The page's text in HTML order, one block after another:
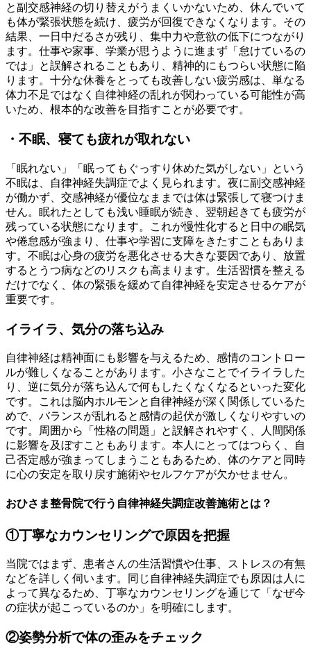
と副交感神経の切り替えがうまくいかないため、休んでいて
も体が緊張状態を続け、疲労が回復できなくなります。その
結果、一日中だるさが残り、集中力や意欲の低下につながり
ます。仕事や家事、学業が思うように進まず「怠けているの
では」と誤解されることもあり、精神的にもつらい状態に陥
ります。十分な休養をとっても改善しない疲労感は、単なる
体力不足ではなく自律神経の乱れが関わっている可能性が高
いため、根本的な改善を目指すことが必要です。
・不眠、寝ても疲れが取れない
「眠れない」「眠ってもぐっすり休めた気がしない」という
不眠は、自律神経失調症でよく見られます。夜に副交感神経
が働かず、交感神経が優位なままでは体は緊張して寝つけま
せん。眠れたとしても浅い睡眠が続き、翌朝起きても疲労が
残っている状態になります。これが慢性化すると日中の眠気
や倦怠感が強まり、仕事や学習に支障をきたすこともありま
す。不眠は心身の疲労を悪化させる大きな要因であり、放置
するとうつ病などのリスクも高まります。生活習慣を整える
だけでなく、体の緊張を緩めて自律神経を安定させるケアが
重要です。
イライラ、気分の落ち込み
自律神経は精神面にも影響を与えるため、感情のコントロー
ルが難しくなることがあります。小さなことでイライラした
り、逆に気分が落ち込んで何もしたくなくなるといった変化
です。これは脳内ホルモンと自律神経が深く関係しているた
めで、バランスが乱れると感情の起伏が激しくなりやすいの
です。周囲から「性格の問題」と誤解されやすく、人間関係
に影響を及ぼすこともあります。本人にとってはつらく、自
己否定感が強まってしまうこともあるため、体のケアと同時
に心の安定を取り戻す施術やセルフケアが欠かせません。
おひさま整骨院で行う自律神経失調症改善施術とは？
①丁寧なカウンセリングで原因を把握
当院ではまず、患者さんの生活習慣や仕事、ストレスの有無
などを詳しく伺います。同じ自律神経失調症でも原因は人に
よって異なるため、丁寧なカウンセリングを通じて「なぜ今
の症状が起こっているのか」を明確にします。
②姿勢分析で体の歪みをチェック